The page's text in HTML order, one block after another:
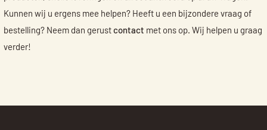
Kunnen wij u ergens mee helpen? Heeft u een bijzondere vraag of
bestelling? Neem dan gerust contact met ons op. Wij helpen u graag
verder!